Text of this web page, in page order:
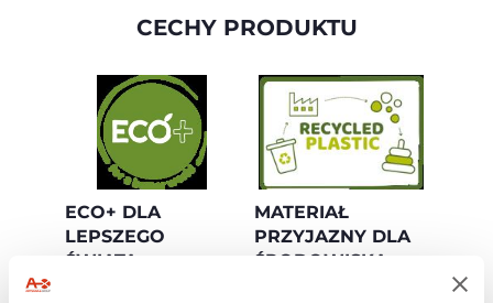
CECHY PRODUKTU
ECO+ DLA
LEPSZEGO
ŚWIATA
MATERIAŁ
PRZYJAZNY DLA
ŚRODOWISKA